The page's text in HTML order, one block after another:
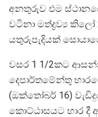
අනතුරුව එම
වටිනා මත්ද්‍රව්‍ය
යතුරුපැදියක්
වසර 1 1/2කට
දෙපාර්තමේන්තු
(ඔක්තෝබර් 16)
කොට්ඨාසයට භාර දී